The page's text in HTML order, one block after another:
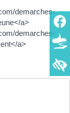
demarches-
a>
demarches-
a>